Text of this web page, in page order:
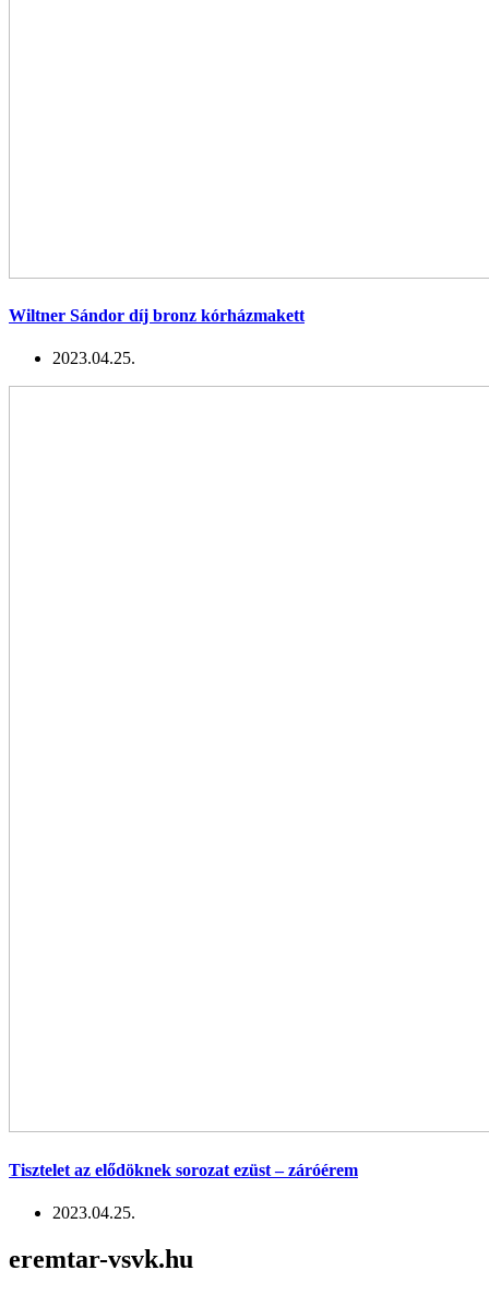
Wiltner Sándor díj bronz kórházmakett
2023.04.25.
Tisztelet az elődöknek sorozat ezüst – záróérem
2023.04.25.
eremtar-vsvk.hu